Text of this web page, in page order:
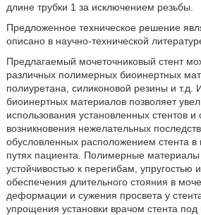
длине трубки 1 за исключением резьбы.
Предложенное техническое решение
описано в научно-технической
Предлагаемый мочеточниковый стент
различных полимерных биоинертных
полиуретана, силиконовой резины и т.д.
биоинертных материалов позволяет
использования установленных стентов и
возникновения нежелательных
обусловленных расположением стента
путях пациента. Полимерные
устойчивостью к перегибам, упругостью
обеспечения длительного стояния в
деформации и сужения просвета у
упрощения установки врачом стента под